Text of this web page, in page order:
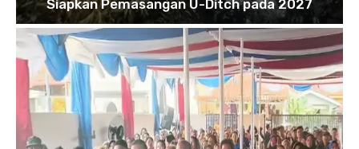
Siapkan Pemasangan U-Ditch pada 2027